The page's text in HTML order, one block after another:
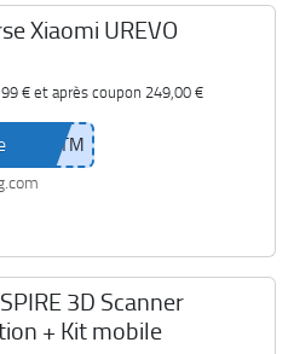
Xiaomi UREVO
€et après coupon 249,00 €
3D Scanner
+ Kit mobile